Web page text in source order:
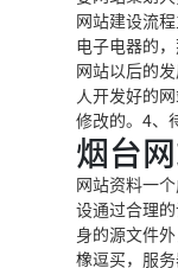
网站建设流
电子电器的
网站以后的
人开发好的
修改的。4、
烟台
网站资料一
设通过合理
身的源文件
橡逗买，服